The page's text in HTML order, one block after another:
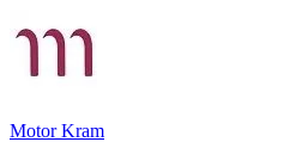
to
Motor Kram